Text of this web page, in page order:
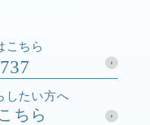
こちら
したい方へ
ちら